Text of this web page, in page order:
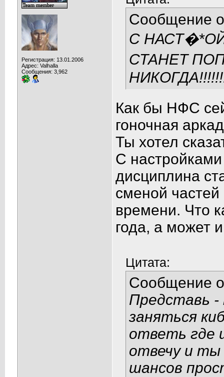
Регистрация: 13.01.2006
Адрес: Valhalla
Сообщения: 3,962
Сообщение
С
СТАНЕТ
Как бы НФС
гоночная
Ты хотел
С
дисциплина
сменой
времени. Что
года, а может
Цитата:
Сообщение
Представь
заняться
ответь где
отвечу и ты
шансов